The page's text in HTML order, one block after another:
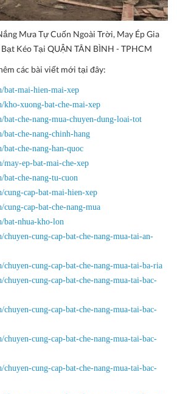
Mưa Tự Cuốn Ngoài Trời, May Ép Gia
Kéo Tại QUẬN TÂN BÌNH - TPHCM
các bài viết mới tại đây:
bat-mai-hien-mai-xep
kho-xuong-bat-che-mai-xep
bat-che-nang-mua-chuyen-dung-loai-tot
bat-che-nang-chinh-hang
bat-che-nang-han-quoc
may-ep-bat-mai-che-xep
bat-che-nang-tu-cuon
cung-cap-bat-mai-hien-xep
cap-bat-che-nang-mua
bat-nhua-kho-lon
chuyen-cung-cap-bat-che-nang-mua-tai-an-
chuyen-cung-cap-bat-che-nang-mua-tai-ba-ria
chuyen-cung-cap-bat-che-nang-mua-tai-bac-
chuyen-cung-cap-bat-che-nang-mua-tai-bac-
chuyen-cung-cap-bat-che-nang-mua-tai-bac-
chuyen-cung-cap-bat-che-nang-mua-tai-bac-